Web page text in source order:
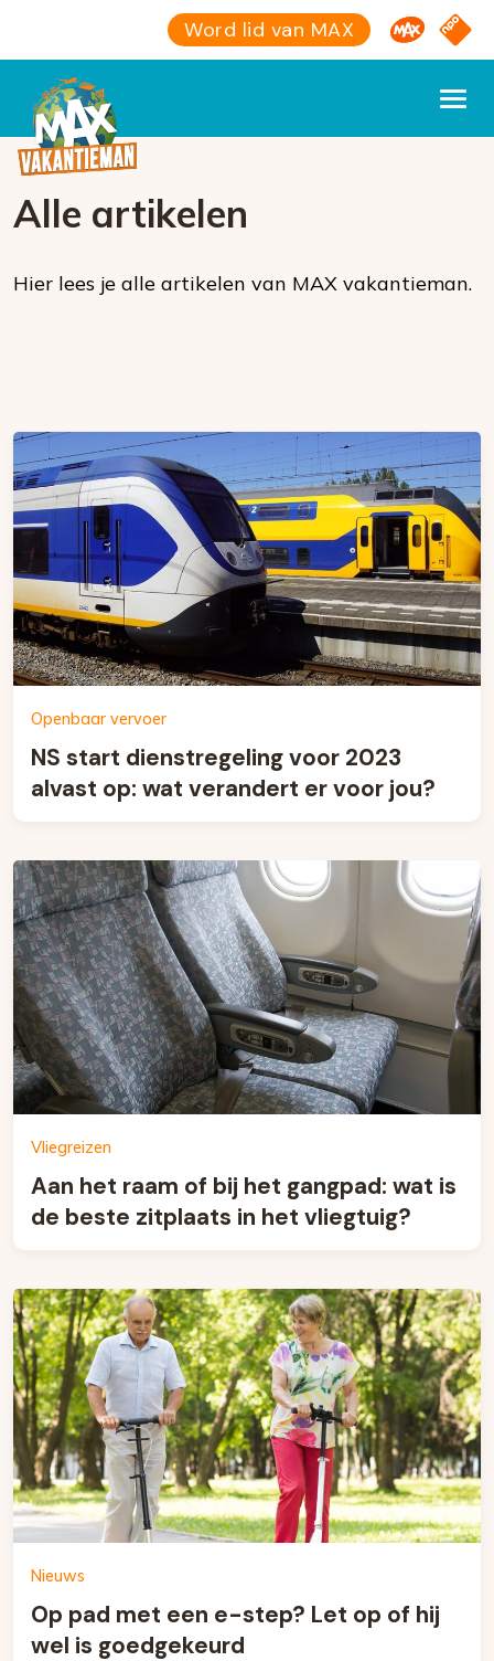
Word lid van MAX Omroep
NPO
Alle artikelen
Hier lees je alle artikelen van MAX vakantieman.
Openbaar vervoer
NS start dienstregeling voor 2023
alvast op: wat verandert er voor jou?
Vliegreizen
Aan het raam of bij het gangpad: wat is
de beste zitplaats in het vliegtuig?
Nieuws
Op pad met een e-step? Let op of hij
wel is goedgekeurd